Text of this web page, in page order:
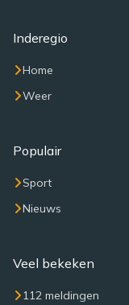
Inderegio
Home
Weer
Populair
Sport
Nieuws
Veel bekeken
112 meldingen